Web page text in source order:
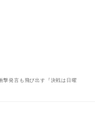
撃発言も飛び出す『決戦は日曜